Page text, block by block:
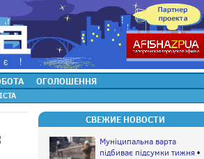
ОГОЛОШЕННЯ
СВЕЖИЕ НОВОСТИ
Муніципальна варта
підбиває підсумки тижня•